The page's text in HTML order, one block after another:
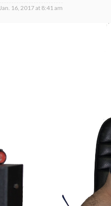
Jan. 16, 2017 at 8:41 am